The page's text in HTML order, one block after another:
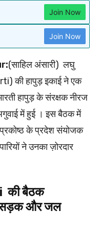
Join Now
Join Now
(साहिल अंसारी) लघु
की हापुड़ इकाई ने एक
हापुड़ के संरक्षक नीरज
में हुई । इस बैठक में
प्रकोष्ठ के प्रदेश संयोजक
ने उनका ज़ोरदार
बैठक
सड़क और जल